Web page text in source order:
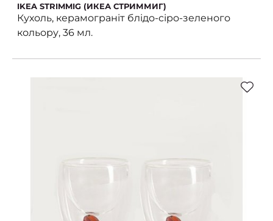
IKEA STRIMMIG (ИКЕА СТРИММИГ)
Кухоль, керамограніт блідо-сіро-зеленого
кольору, 36 мл.